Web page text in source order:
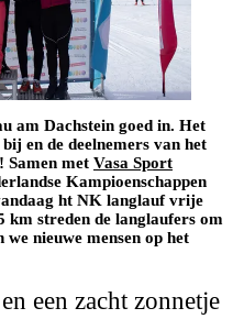
am Dachstein goed in. Het
en de deelnemers van het
met Vasa Sport
Kampioenschappen
ht NK langlauf vrije
streden de langlaufers om
nieuwe mensen op het
een zacht zonnetje